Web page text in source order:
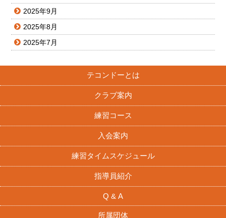
2025年9月
2025年8月
2025年7月
テコンドーとは
クラブ案内
練習コース
入会案内
練習タイムスケジュール
指導員紹介
Q & A
所属団体